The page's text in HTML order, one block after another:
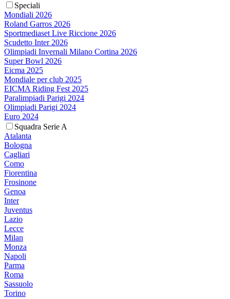
Speciali
Mondiali 2026
Roland Garros 2026
Sportmediaset Live Riccione 2026
Scudetto Inter 2026
Olimpiadi Invernali Milano Cortina 2026
Super Bowl 2026
Eicma 2025
Mondiale per club 2025
EICMA Riding Fest 2025
Paralimpiadi Parigi 2024
Olimpiadi Parigi 2024
Euro 2024
Squadra Serie A
Atalanta
Bologna
Cagliari
Como
Fiorentina
Frosinone
Genoa
Inter
Juventus
Lazio
Lecce
Milan
Monza
Napoli
Parma
Roma
Sassuolo
Torino